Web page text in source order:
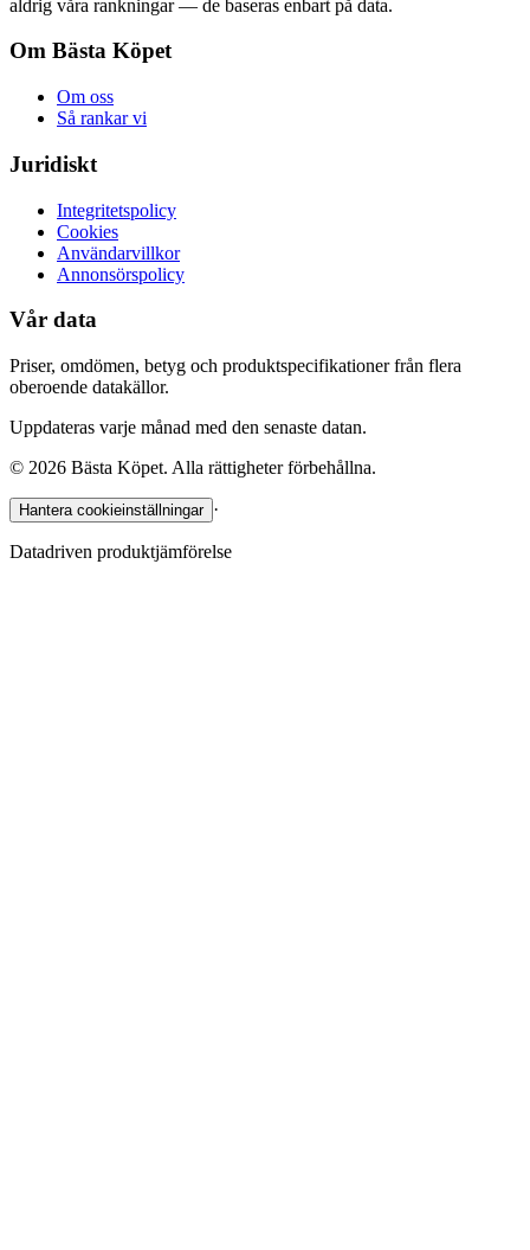
aldrig våra rankningar — de baseras enbart på data.
Om Bästa Köpet
Om oss
Så rankar vi
Juridiskt
Integritetspolicy
Cookies
Användarvillkor
Annonsörspolicy
Vår data
Priser, omdömen, betyg och produktspecifikationer från flera
oberoende datakällor.
Uppdateras varje månad med den senaste datan.
© 2026 Bästa Köpet. Alla rättigheter förbehållna.
Hantera cookieinställningar ·
Datadriven produktjämförelse